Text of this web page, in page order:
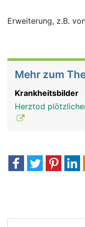
News
Erweiterung, z.B.
Mehr zum
Krankheitsbilder
Herztod